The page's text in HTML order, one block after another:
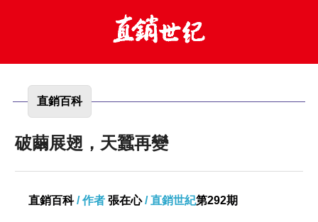
直銷百科
破繭展翅，天蠶再變
直銷百科/ 作者 張在心 / 直銷世紀第292期